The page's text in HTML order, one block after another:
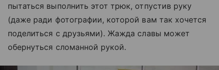
пытаться выполнить этот трюк, отпустив руку
(даже ради фотографии, которой вам так хочется
поделиться с друзьями). Жажда славы может
обернуться сломанной рукой.